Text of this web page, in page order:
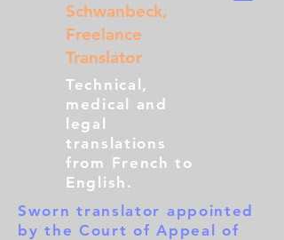
Schwanbeck,
Freelance
Translator
Technical,
medical and
legal
translations
from French to
English.
Sworn translator appointed
by the Court of Appeal of